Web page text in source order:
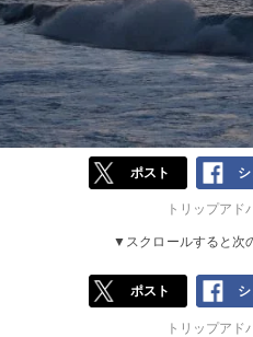
ポスト
トリップアド
▼スクロールすると次
ポスト
トリップアド